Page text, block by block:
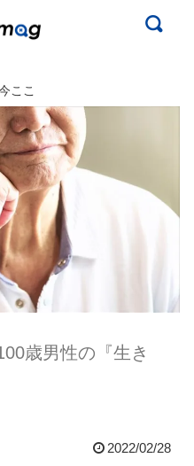
ここ
歳男性の『生き
2022/02/28